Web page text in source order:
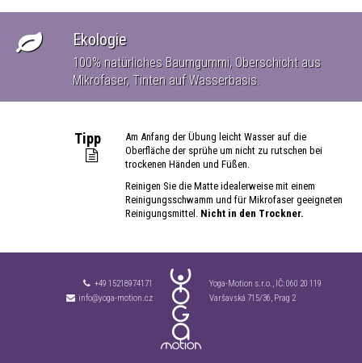
Ekologie
100% natürliches Baumgummi, Oberschicht aus
Mikrofaser, Tinten auf Wasserbasis.
Tipp
Am Anfang der Übung leicht Wasser auf die
Oberfläche der sprühe um nicht zu rutschen bei
trockenen Händen und Füßen.
Reinigen Sie die Matte idealerweise mit einem
Reinigungsschwamm und für Mikrofaser geeigneten
Reinigungsmittel. Nicht in den Trockner.
+49 15218974171
info@yoga-motion.cz
Yoga-Motion s.r.o., IČ:060 20 119
Varšavská 715/36, Prag 2